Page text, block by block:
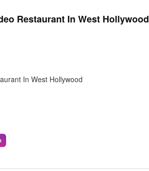
Restaurant In West Hollywood
In West Hollywood